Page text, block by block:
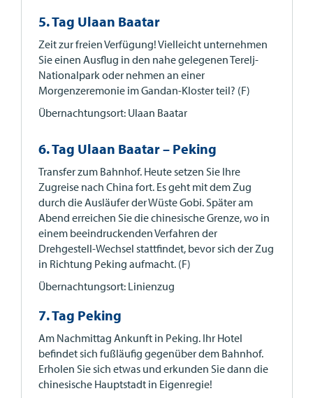
5. Tag Ulaan Baatar
Zeit zur freien Verfügung! Vielleicht unternehmen
Sie einen Ausflug in den nahe gelegenen Terelj-
Nationalpark oder nehmen an einer
Morgenzeremonie im Gandan-Kloster teil? (F)
Übernachtungsort: Ulaan Baatar
6. Tag Ulaan Baatar – Peking
Transfer zum Bahnhof. Heute setzen Sie Ihre
Zugreise nach China fort. Es geht mit dem Zug
durch die Ausläufer der Wüste Gobi. Später am
Abend erreichen Sie die chinesische Grenze, wo in
einem beeindruckenden Verfahren der
Drehgestell-Wechsel stattfindet, bevor sich der Zug
in Richtung Peking aufmacht. (F)
Übernachtungsort: Linienzug
7. Tag Peking
Am Nachmittag Ankunft in Peking. Ihr Hotel
befindet sich fußläufig gegenüber dem Bahnhof.
Erholen Sie sich etwas und erkunden Sie dann die
chinesische Hauptstadt in Eigenregie!